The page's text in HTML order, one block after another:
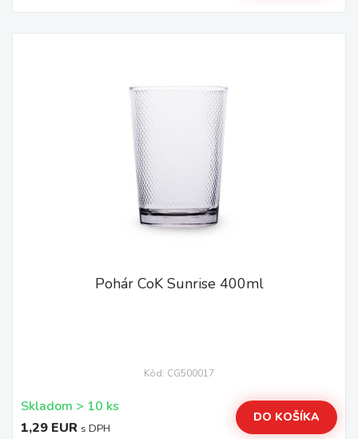
Pohár CoK Sunrise 400ml
Kód: CG500017
Skladom > 10 ks
1,29 EUR s DPH
DO KOŠÍKA